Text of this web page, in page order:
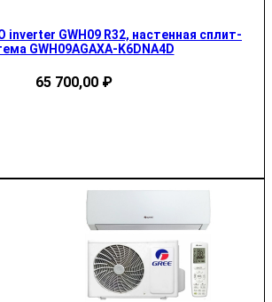
inverter GWH09 R32, настенная сплит-
GWH09AGAXA-K6DNA4D
65 700,00 ₽